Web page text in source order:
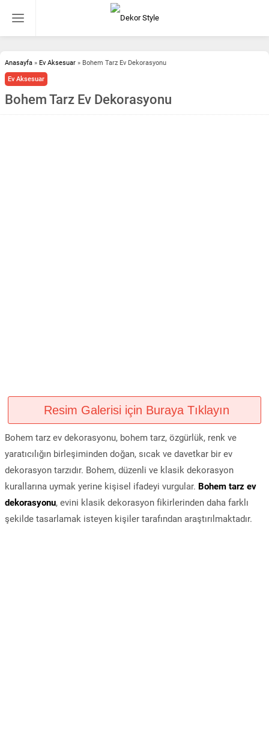
Anasayfa » Ev Aksesuar » Bohem Tarz Ev Dekorasyonu
Ev Aksesuar
Bohem Tarz Ev Dekorasyonu
Resim Galerisi için Buraya Tıklayın
Bohem tarz ev dekorasyonu, bohem tarz, özgürlük, renk ve
yaratıcılığın birleşiminden doğan, sıcak ve davetkar bir ev
dekorasyon tarzıdır. Bohem, düzenli ve klasik dekorasyon
kurallarına uymak yerine kişisel ifadeyi vurgular. Bohem tarz ev
dekorasyonu, evini klasik dekorasyon fikirlerinden daha farklı
şekilde tasarlamak isteyen kişiler tarafından araştırılmaktadır.